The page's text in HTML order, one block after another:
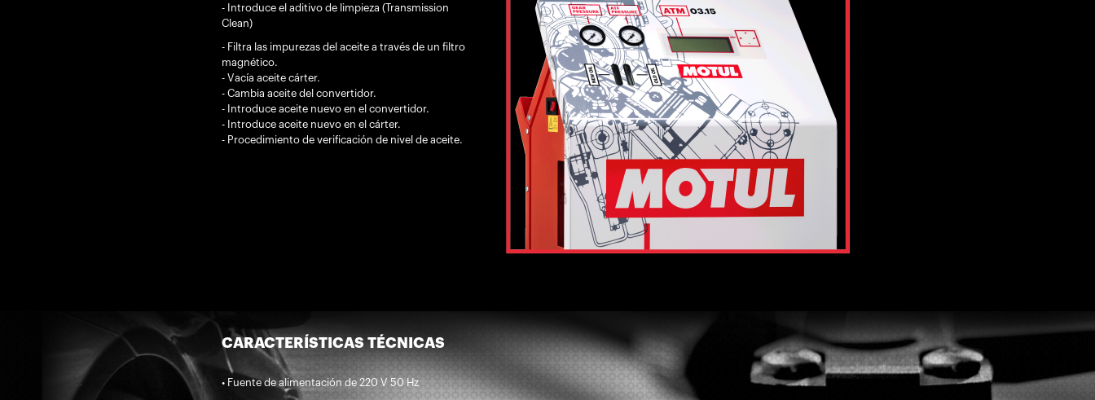
- Introduce el aditivo de limpieza (Transmission
Clean)
- Filtra las impurezas del aceite a través de un filtro
magnético.
- Vacía aceite cárter.
- Cambia aceite del convertidor.
- Introduce aceite nuevo en el convertidor.
- Introduce aceite nuevo en el cárter.
- Procedimiento de verificación de nivel de aceite.
CARACTERÍSTICAS TÉCNICAS
• Fuente de alimentación de 220 V 50 Hz